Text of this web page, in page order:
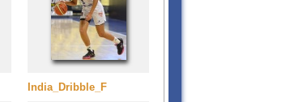
India_Dribble_F